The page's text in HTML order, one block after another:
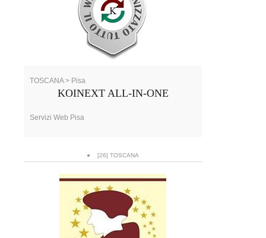
TOSCANA > Pisa
KOINEXT ALL-IN-ONE
Servizi Web Pisa
[26] TOSCANA